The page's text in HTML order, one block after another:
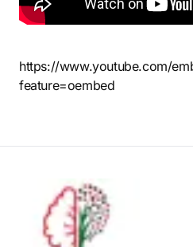
https://www.youtube.com/
feature=oembed